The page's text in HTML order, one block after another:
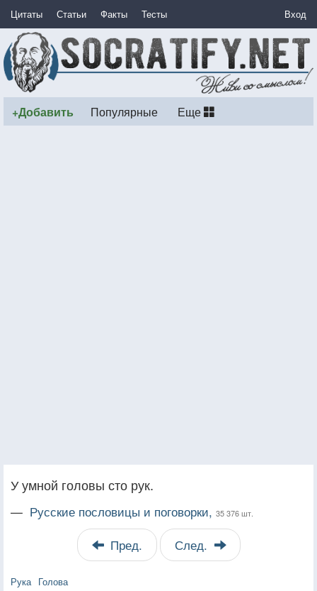
Цитаты Статьи Факты Тесты Вход
+Добавить Популярные Еще
У умной головы сто рук.
— Русские пословицы и поговорки, 35 376 шт.
Пред. След.
Рука Голова